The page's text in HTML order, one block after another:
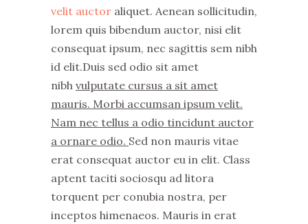
velit auctor aliquet. Aenean sollicitudin,
lorem quis bibendum auctor, nisi elit
consequat ipsum, nec sagittis sem nibh
id elit.Duis sed odio sit amet
nibh vulputate cursus a sit amet
mauris. Morbi accumsan ipsum velit.
Nam nec tellus a odio tincidunt auctor
a ornare odio. Sed non mauris vitae
erat consequat auctor eu in elit. Class
aptent taciti sociosqu ad litora
torquent per conubia nostra, per
inceptos himenaeos. Mauris in erat